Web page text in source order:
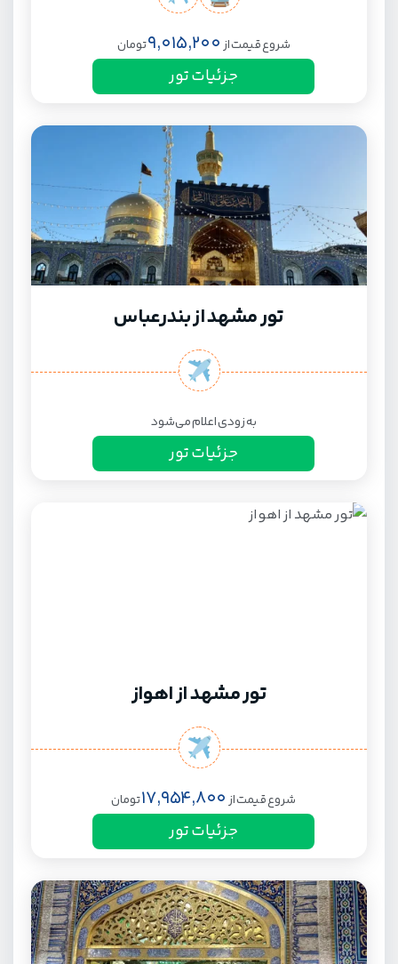
شروع قیمت از9,015,200تومان
جزئیات تور
تور مشهد از بندرعباس
به زودی اعلام می‌شود
جزئیات تور
تور مشهد از اهواز
شروع قیمت از17,954,800تومان
جزئیات تور